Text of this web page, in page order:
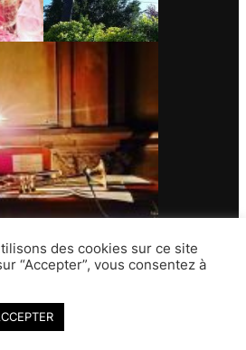
des cookies sur ce site
“Accepter”, vous consentez à